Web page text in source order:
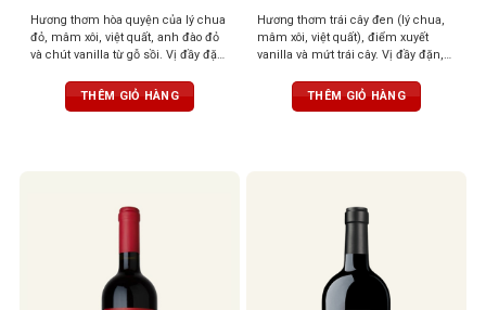
Hương thơm hòa quyện của lý chua
đỏ, mâm xôi, việt quất, anh đào đỏ
và chút vanilla từ gỗ sồi. Vị đầy đặn,
bằng. Màu sắc đỏ sâu, đậm đà,
cuốn hút
THÊM GIỎ HÀNG
Hương thơm trái cây đen (lý chua,
mâm xôi, việt quất), điểm xuyết
vanilla và mứt trái cây. Vị đầy đặn,
chát. Sắc đỏ đậm, cuốn hút và cá
THÊM GIỎ HÀNG